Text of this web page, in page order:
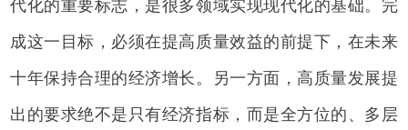
代化的重要标志，是很多领域实现现代化的基础。完
成这一目标，必须在提高质量效益的前提下，在未来
十年保持合理的经济增长。另一方面，高质量发展提
出的要求绝不是只有经济指标，而是全方位的、多层